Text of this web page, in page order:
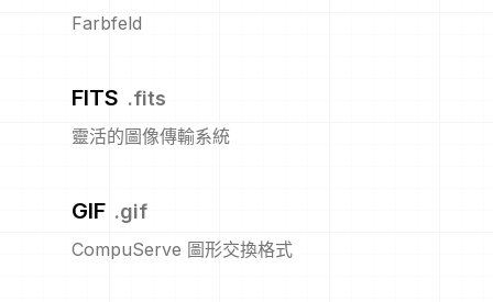
Farbfeld
FITS .fits
靈活的圖像傳輸系統
GIF .gif
CompuServe 圖形交換格式